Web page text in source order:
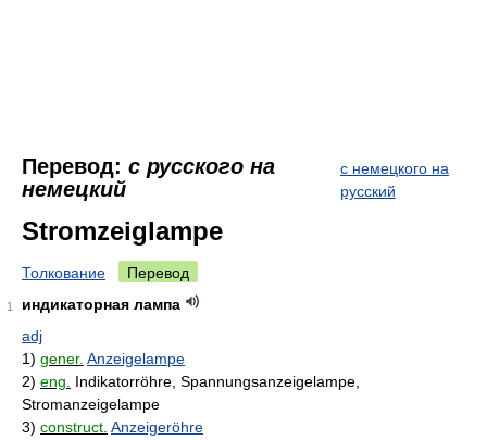
Перевод: с русского на
немецкий
с немецкого на
русский
Stromzeiglampe
Толкование Перевод
1
индикаторная лампа
adj
1) gener. Anzeigelampe
2) eng.
Indikatorröhre, Spannungsanzeigelampe,
Stromanzeigelampe
3) construct. Anzeigeröhre